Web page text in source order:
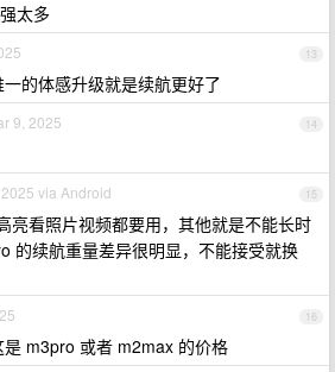
太多
13
的体感升级就是续航更好了
14
9, 2025
15
via Android
亮看照片视频都要用，其他就是不能长时
的续航重量差异很明显，不能接受就换
16
m3pro 或者 m2max 的价格